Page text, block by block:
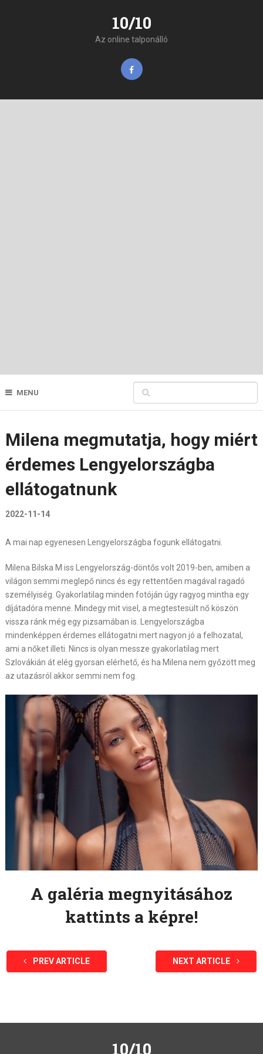
10/10
Az online talponálló
MENU
Milena megmutatja, hogy miért
érdemes Lengyelországba
ellátogatnunk
2022-11-14
A mai nap egyenesen Lengyelországba fogunk ellátogatni.
Milena Bilska M iss Lengyelország-döntős volt 2019-ben, amiben a
világon semmi meglepő nincs és egy rettentően magával ragadó
személyiség. Gyakorlatilag minden fotóján úgy ragyog mintha egy
díjátadóra menne. Mindegy mit visel, a megtestesült nő köszön
vissza ránk még egy pizsamában is. Lengyelországba
mindenképpen érdemes ellátogatni mert nagyon jó a felhozatal,
ami a nőket illeti. Nincs is olyan messze gyakorlatilag mert
Szlovákián át elég gyorsan elérhető, és ha Milena nem győzött meg
az utazásról akkor semmi nem fog.
A galéria megnyitásához
kattints a képre!
PREV ARTICLE NEXT ARTICLE
10/10